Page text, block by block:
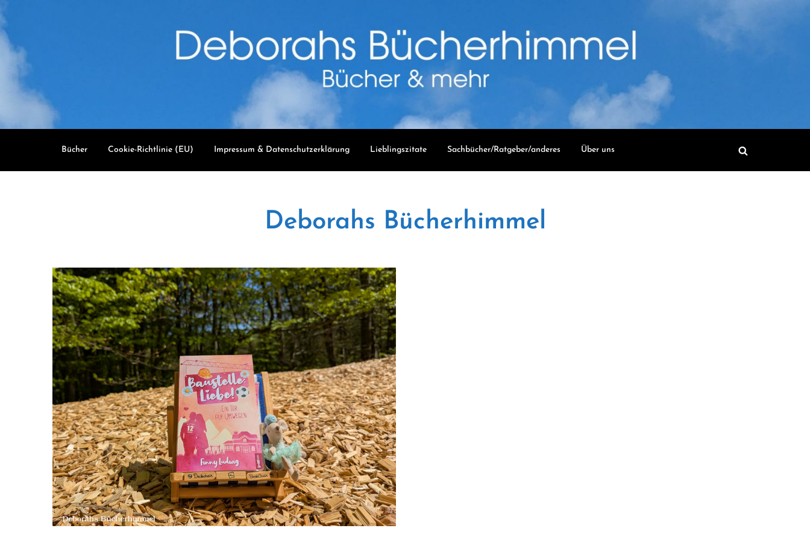
content
Bücher Cookie-Richtlinie (EU) Impressum & Datenschutzerklärung Lieblingszitate Sachbücher/Ratgeber/anderes Über uns
Deborahs Bücherhimmel